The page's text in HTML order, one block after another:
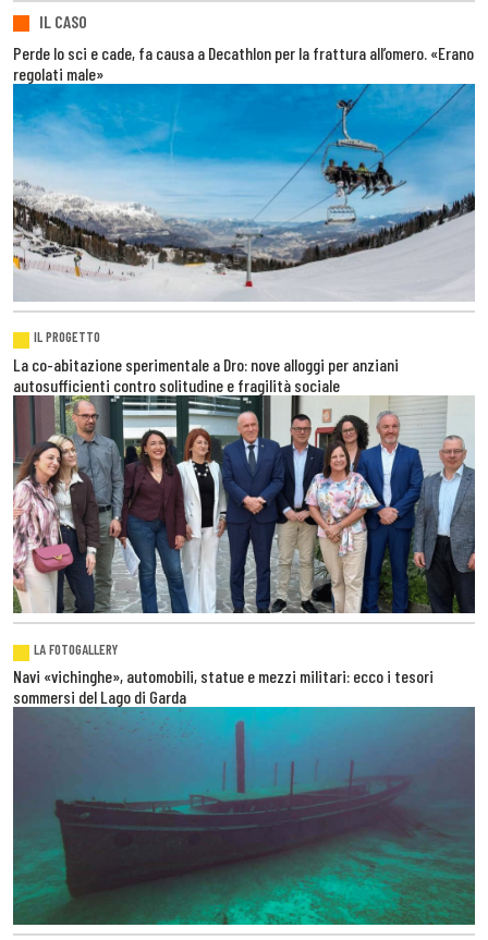
IL CASO
Perde lo sci e cade, fa causa a Decathlon per la frattura all’omero. «Erano
regolati male»
IL PROGETTO
La co-abitazione sperimentale a Dro: nove alloggi per anziani
autosufficienti contro solitudine e fragilità sociale
LA FOTOGALLERY
Navi «vichinghe», automobili, statue e mezzi militari: ecco i tesori
sommersi del Lago di Garda